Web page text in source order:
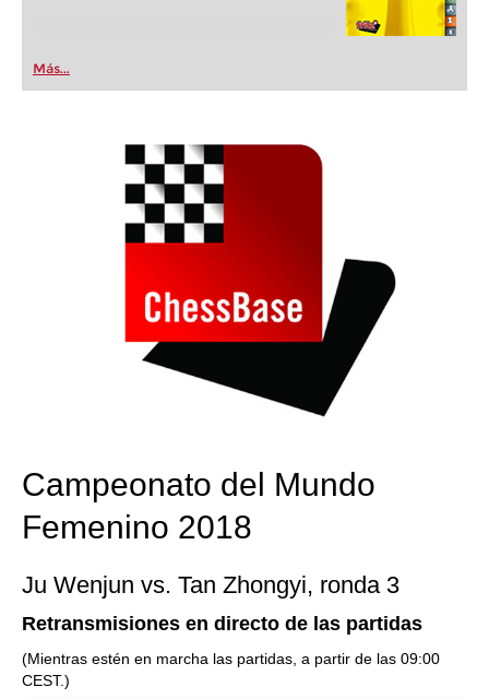
Más...
Campeonato del Mundo
Femenino 2018
Ju Wenjun vs. Tan Zhongyi, ronda 3
Retransmisiones en directo de las partidas
(Mientras estén en marcha las partidas, a partir de las 09:00
CEST.)